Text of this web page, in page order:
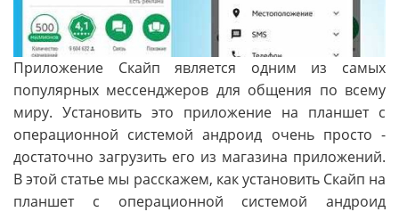
Приложение Скайп является одним из самых
популярных мессенджеров для общения по всему
миру. Установить это приложение на планшет с
операционной системой андроид очень просто -
достаточно загрузить его из магазина приложений.
В этой статье мы расскажем, как установить Скайп на
планшет с операционной системой андроид